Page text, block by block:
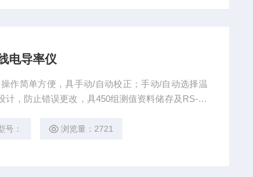
电导率仪
作简单方便，具手动/自动校正；手动/自动选择温
，防止错误更改，具450组测值资料储存及RS-23
号： 浏览量：2721